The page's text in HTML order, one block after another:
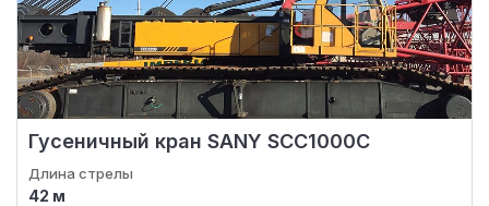
Гусеничный кран SANY SCC1000C
Длина стрелы
42 м